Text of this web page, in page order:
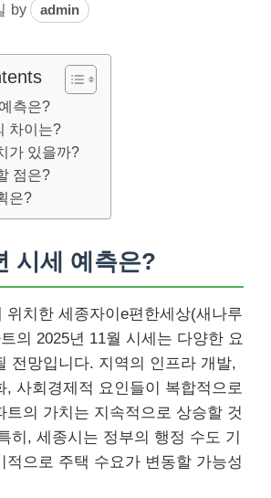
by admin
측은?
차이는?
가 있을까?
점은?
은?
시세 예측은?
위치한 세종자이e편한세상(새나루
의 2025년 11월 시세는 다양한 요
전망입니다. 지역의 인프라 개발,
, 사회경제적 요인들이 복합적으로
트의 가치는 지속적으로 상승할 것
히, 세종시는 정부의 행정 수도 기
적으로 주택 수요가 변동할 가능성